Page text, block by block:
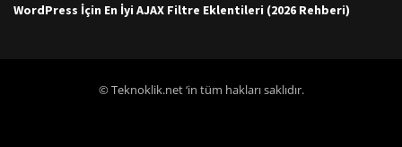
WordPress İçin En İyi AJAX Filtre Eklentileri (2026 Rehberi)
© Teknoklik.net ‘in tüm hakları saklıdır.